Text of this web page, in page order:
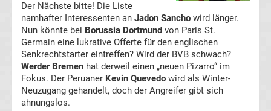
1
Rennkalender
Transfergerüchte
WWE
Der Nächste bitte! Die Liste
namhafter Interessenten an Jadon Sancho wird länger.
Nun könnte bei Borussia Dortmund von Paris St.
Germain eine lukrative Offerte für den englischen
Senkrechtstarter eintreffen? Wird der BVB schwach?
Werder Bremen hat derweil einen „neuen Pizarro“ im
Fokus. Der Peruaner Kevin Quevedo wird als Winter-
Neuzugang gehandelt, doch der Angreifer gibt sich
ahnungslos.